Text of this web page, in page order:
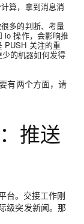
算，拿到消息消
多的判断、考量
io 操作，会影响推
PUSH 关注的重
的机器如何发得
有两个方面，请
推送
台。交接工作刚
级突发新闻。那